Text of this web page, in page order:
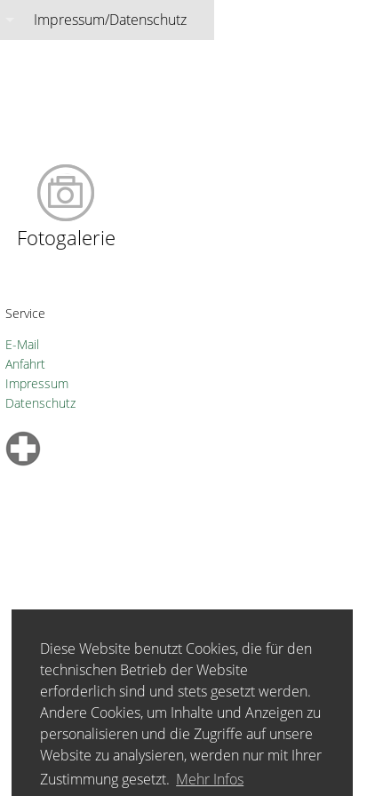
Diese Website benutzt Cookies, die für den
technischen Betrieb der Website
erforderlich sind und stets gesetzt werden.
Andere Cookies, um Inhalte und Anzeigen zu
personalisieren und die Zugriffe auf unsere
Website zu analysieren, werden nur mit Ihrer
Zustimmung gesetzt. Mehr Infos
Impressum/Datenschutz
Fotogalerie
Service
E-Mail
Anfahrt
Impressum
Datenschutz